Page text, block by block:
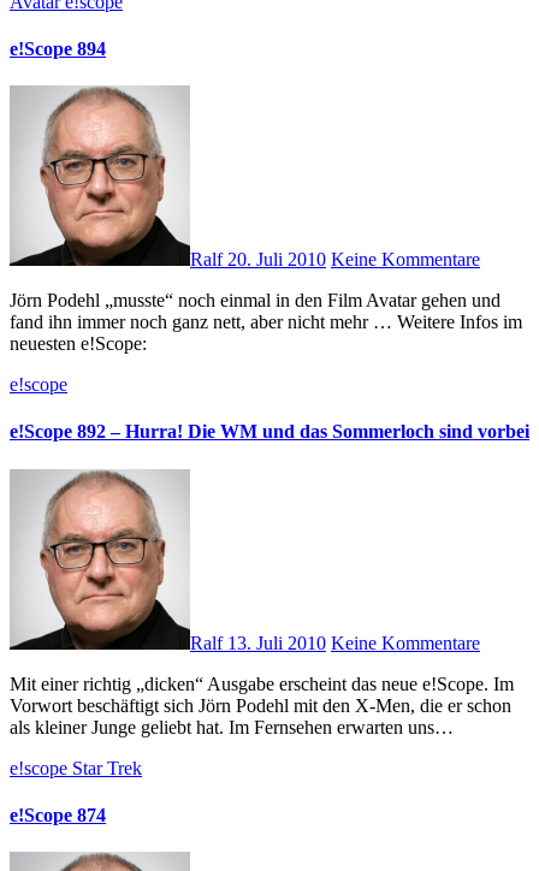
e!Scope 894
Ralf 20. Juli 2010 Keine Kommentare
Jörn Podehl „musste“ noch einmal in den Film Avatar gehen und
fand ihn immer noch ganz nett, aber nicht mehr … Weitere Infos im
neuesten e!Scope:
e!scope
e!Scope 892 – Hurra! Die WM und das Sommerloch sind vorbei
Ralf 13. Juli 2010 Keine Kommentare
Mit einer richtig „dicken“ Ausgabe erscheint das neue e!Scope. Im
Vorwort beschäftigt sich Jörn Podehl mit den X-Men, die er schon
als kleiner Junge geliebt hat. Im Fernsehen erwarten uns…
e!scope Star Trek
e!Scope 874